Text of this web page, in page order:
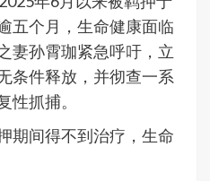
五个月，生命健康面临
妻孙霄珈紧急呼吁，立
条件释放，并彻查一系
性抓捕。
期间得不到治疗，生命